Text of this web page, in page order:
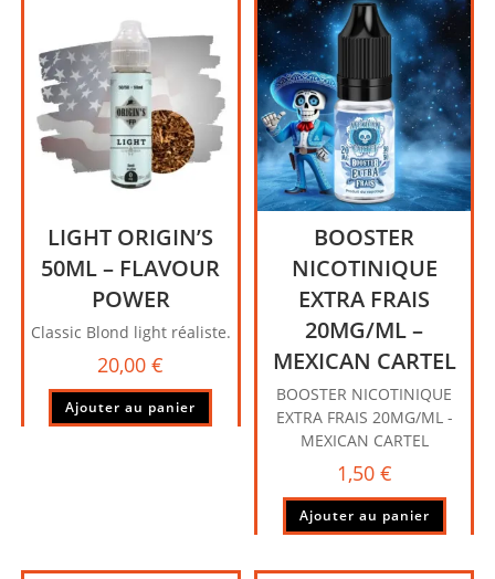
LIGHT ORIGIN’S
50ML – FLAVOUR
POWER
Classic Blond light réaliste.
20,00€
Ajouter au panier
BOOSTER
NICOTINIQUE
EXTRA FRAIS
20MG/ML –
MEXICAN CARTEL
BOOSTER NICOTINIQUE
EXTRA FRAIS 20MG/ML -
MEXICAN CARTEL
1,50 €
Ajouter au panier